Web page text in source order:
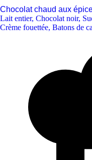
Chocolat chaud aux
Lait entier, Chocolat noir,
Crème fouettée, Batons de